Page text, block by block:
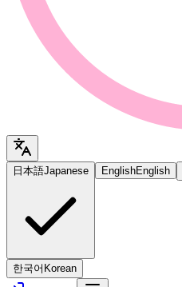
日本語Japanese EnglishEnglish
한국어 Korean